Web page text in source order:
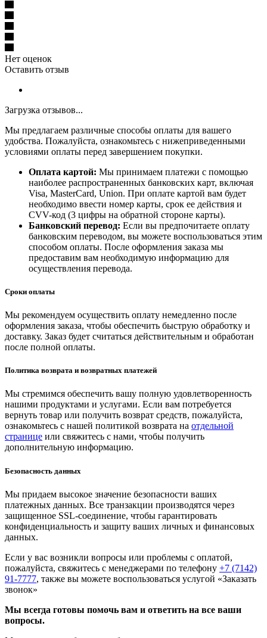
Нет оценок
Оставить отзыв
Загрузка отзывов...
Мы предлагаем различные способы оплаты для вашего
удобства. Пожалуйста, ознакомьтесь с нижеприведенными
условиями оплаты перед завершением покупки.
Оплата картой: Мы принимаем платежи с помощью
наиболее распространенных банковских карт, включая
Visa, MasterCard, Union. При оплате картой вам будет
необходимо ввести номер карты, срок ее действия и
CVV-код (3 цифры на обратной стороне карты).
Банковский перевод: Если вы предпочитаете оплату
банковским переводом, вы можете воспользоваться этим
способом оплаты. После оформления заказа мы
предоставим вам необходимую информацию для
осуществления перевода.
Сроки оплаты
Мы рекомендуем осуществить оплату немедленно после
оформления заказа, чтобы обеспечить быструю обработку и
доставку. Заказ будет считаться действительным и обработан
после полной оплаты.
Политика возврата и возвратных платежей
Мы стремимся обеспечить вашу полную удовлетворенность
нашими продуктами и услугами. Если вам потребуется
вернуть товар или получить возврат средств, пожалуйста,
ознакомьтесь с нашей политикой возврата на отдельной
странице или свяжитесь с нами, чтобы получить
дополнительную информацию.
Безопасность данных
Мы придаем высокое значение безопасности ваших
платежных данных. Все транзакции производятся через
защищенное SSL-соединение, чтобы гарантировать
конфиденциальность и защиту ваших личных и финансовых
данных.
Если у вас возникли вопросы или проблемы с оплатой,
пожалуйста, свяжитесь с менеджерами по телефону +7 (7142)
91-7777, также вы можете воспользоваться услугой «Заказать
звонок»
Мы всегда готовы помочь вам и ответить на все ваши
вопросы.